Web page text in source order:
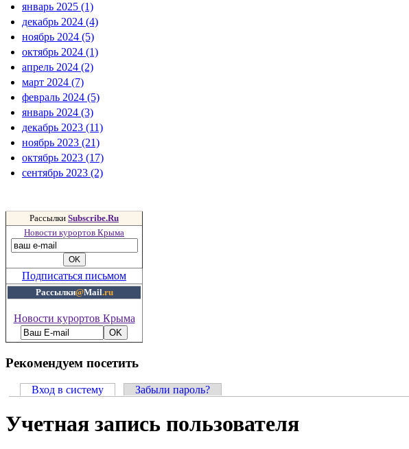
январь 2025 (1)
декабрь 2024 (4)
ноябрь 2024 (5)
октябрь 2024 (1)
апрель 2024 (2)
март 2024 (7)
февраль 2024 (5)
январь 2024 (3)
декабрь 2023 (11)
ноябрь 2023 (21)
октябрь 2023 (17)
сентябрь 2023 (2)
Рассылки Subscribe.Ru
Новости курортов Крыма
Подписаться письмом
Рассылки@Mail.ru
Новости курортов Крыма
Рекомендуем посетить
Вход в систему Забыли пароль?
Учетная запись пользователя